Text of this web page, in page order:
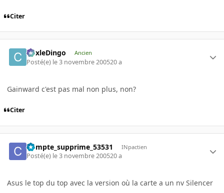
Citer
CoxleDingo Ancien
Posté(e) le 3 novembre 200520 a
Gainward c'est pas mal non plus, non?
Citer
Compte_supprime_53531 INpactien
Posté(e) le 3 novembre 200520 a
Asus le top du top avec la version où la carte a un nv Silencer